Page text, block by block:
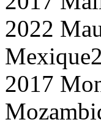
2022
Mexique
2017